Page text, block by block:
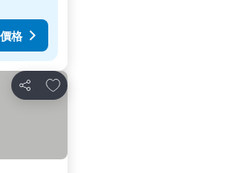
格
分享
加入我的最愛